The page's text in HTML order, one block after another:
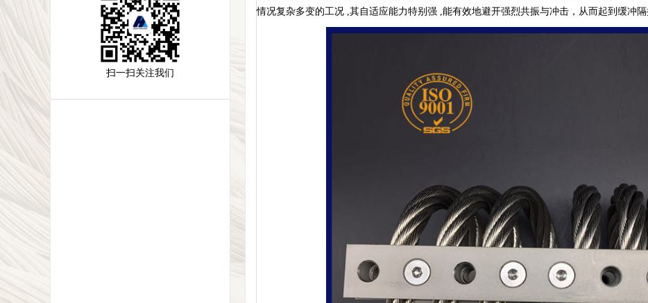
扫一扫关注我们
情况复杂多变的工况 ,其自适应能力特别强 ,能有效地避开强烈共振与冲击，从而起到缓冲隔